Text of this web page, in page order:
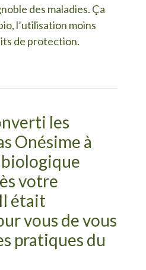
des maladies. Ça
l’utilisation moins
de protection.
les
Onésime à
votre
était
vous de vous
pratiques du